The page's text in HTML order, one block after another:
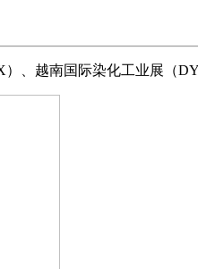
越南国际染化工业展（